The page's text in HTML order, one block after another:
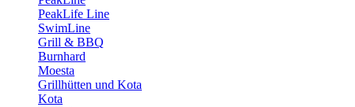
PeakLife Line
SwimLine
Grill & BBQ
Burnhard
Moesta
Grillhütten und Kota
Kota